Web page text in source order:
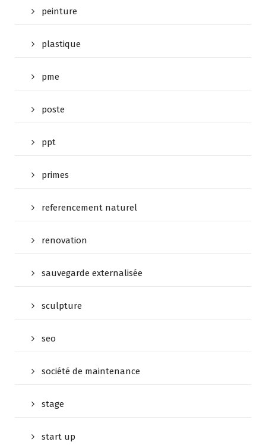
peinture
plastique
pme
poste
ppt
primes
referencement naturel
renovation
sauvegarde externalisée
sculpture
seo
société de maintenance
stage
start up